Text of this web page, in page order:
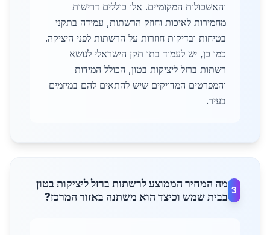
והאשכולות המקומיים. אלו כוללים דרישות
מחמירות לאיכות וחוזק הרשתות, עמידה בתקני
בטיחות ובדיקות חוזרות על הרשתות לפני היציקה.
כמו כן, יש לעמוד בתו תקן הישראלי לנושא
רשתות ברזל ליציקות בטון, הכולל המידות
והמפרטים המדויקים שיש להתאים להם במיזמים
בעיר.
3
מה המחיר הממוצע לרשתות ברזל ליציקות בטון
בבית שמש וכיצד הוא משתנה באזור המרכז?